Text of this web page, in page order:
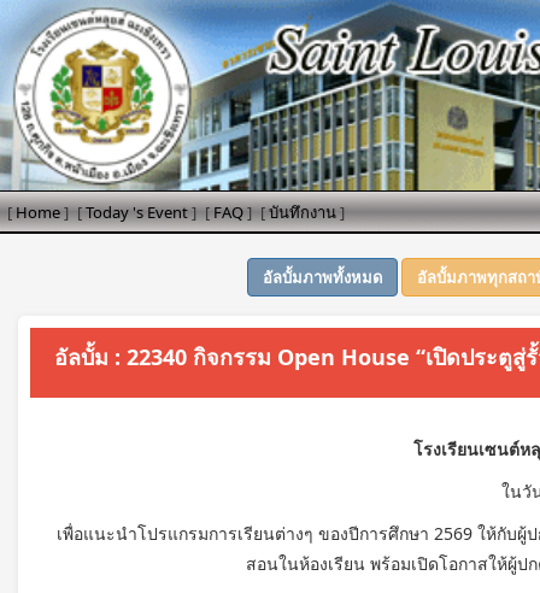
[Home] [Today 's Event] [FAQ] [บันทึกงาน]
อัลบั้มภาพทั้งหมด อัลบั้มภาพทุกสถา
อัลบั้ม : 22340 กิจกรรม Open House “เปิดประตูสู่
โรงเรียนเซนต์ห
ในวั
เพื่อแนะนำโปรแกรมการเรียนต่างๆ ของปีการศึกษา 2569 ให้กับ
สอนในห้องเรียน พร้อมเปิดโอกาสให้ผู้